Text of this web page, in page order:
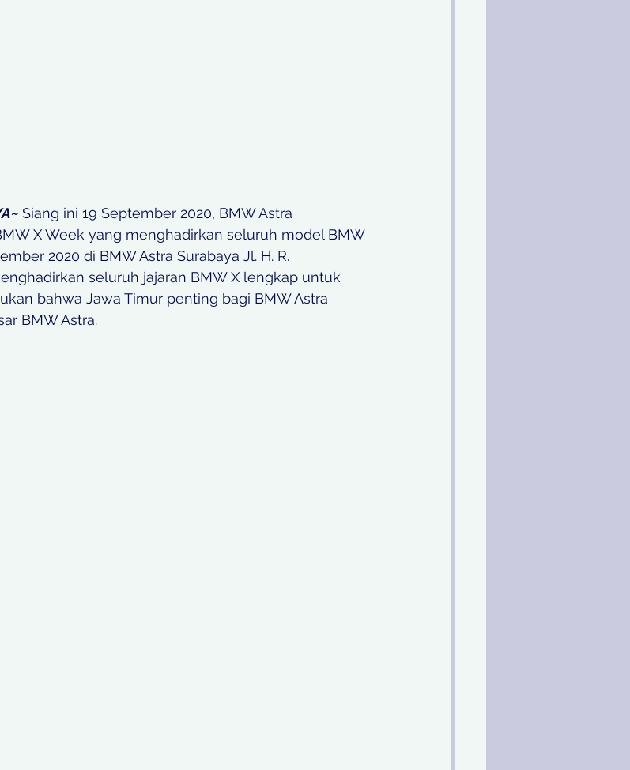
Siang ini 19 September 2020, BMW Astra
X Week yang menghadirkan seluruh model BMW
2020 di BMW Astra Surabaya Jl. H. R.
seluruh jajaran BMW X lengkap untuk
bahwa Jawa Timur penting bagi BMW Astra
BMW Astra.